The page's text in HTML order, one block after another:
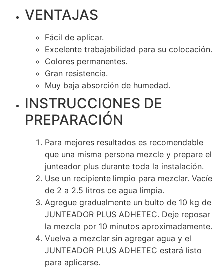
VENTAJAS
Fácil de aplicar.
Excelente trabajabilidad para su colocación.
Colores permanentes.
Gran resistencia.
Muy baja absorción de humedad.
INSTRUCCIONES DE
PREPARACIÓN
Para mejores resultados es recomendable
que una misma persona mezcle y prepare el
junteador plus durante toda la instalación.
Use un recipiente limpio para mezclar. Vacíe
de 2 a 2.5 litros de agua limpia.
Agregue gradualmente un bulto de 10 kg de
JUNTEADOR PLUS ADHETEC. Deje reposar
la mezcla por 10 minutos aproximadamente.
Vuelva a mezclar sin agregar agua y el
JUNTEADOR PLUS ADHETEC estará listo
para aplicarse.